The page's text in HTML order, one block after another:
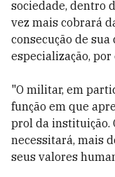
sociedade, dentro
vez mais cobrará
consecução de
especialização,
"O militar, em
função em que
prol da instituição.
necessitará, mais
seus valores